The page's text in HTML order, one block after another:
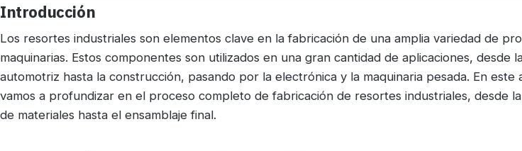
Introducción
Los resortes industriales son elementos clave en la fabricación de una amplia variedad de
maquinarias. Estos componentes son utilizados en una gran cantidad de aplicaciones, desde
automotriz hasta la construcción, pasando por la electrónica y la maquinaria pesada. En este
vamos a profundizar en el proceso completo de fabricación de resortes industriales, desde
de materiales hasta el ensamblaje final.